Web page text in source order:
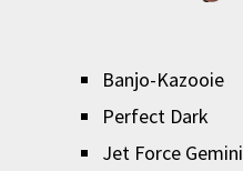
Banjo-Kazooie
Perfect Dark
Jet Force Gemini